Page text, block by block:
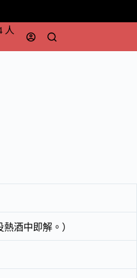
人
酒中即解。）